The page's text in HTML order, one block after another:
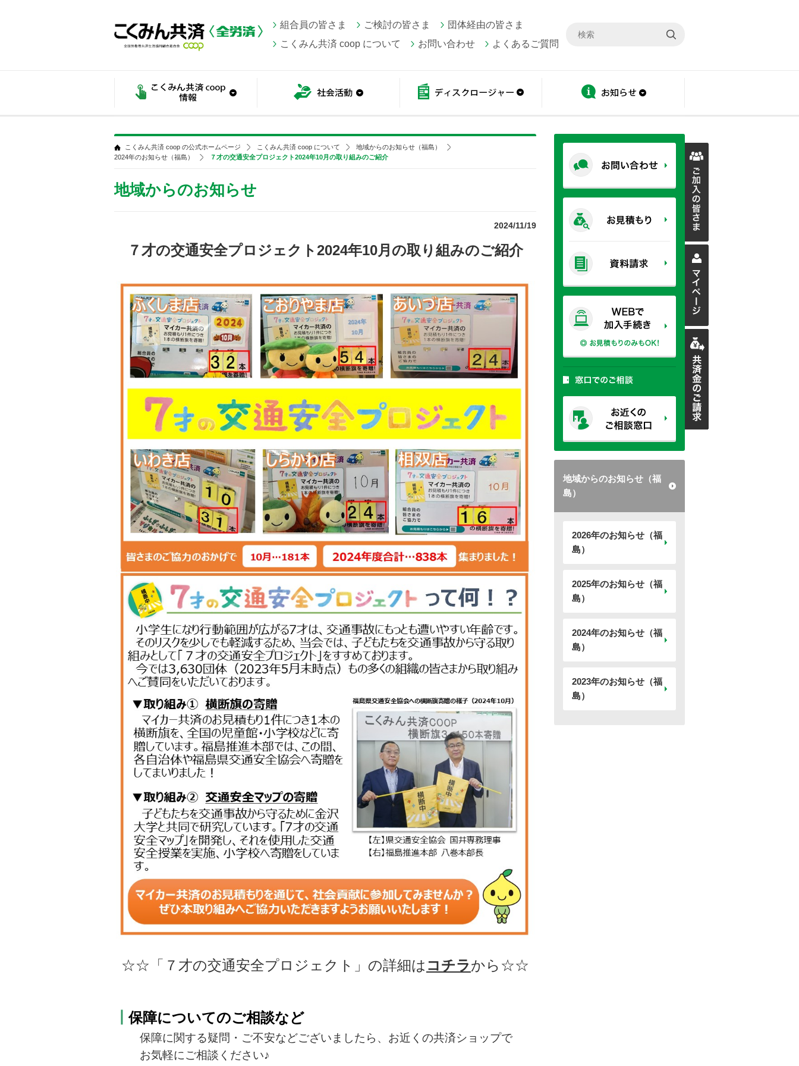
組合員の皆さま ご検討の皆さま
団体経由の皆さま
こくみん共済 coop について
お問い合わせ よくあるご質問
地域からのお知らせ（福
島）
2026年のお知らせ（福
島）
2025年のお知らせ（福
島）
2024年のお知らせ（福
島）
2023年のお知らせ（福
島）
こくみん共済 coop の公式ホームページ こくみん共済 coop について
地域からのお知らせ（福島）
2024年のお知らせ（福島）
７才の交通安全プロジェクト2024年10月の取り組みのご紹介
地域からのお知らせ
2024/11/19
７才の交通安全プロジェクト2024年10月の取り組みのご紹介
☆☆「７才の交通安全プロジェクト」の詳細は コチラから☆☆
┃保障についてのご相談など
保障に関する疑問・ご不安などございましたら、お近くの共済ショップで
お気軽にご相談ください♪